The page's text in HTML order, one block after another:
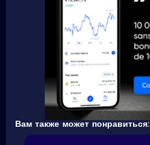
Вам также может понравиться: